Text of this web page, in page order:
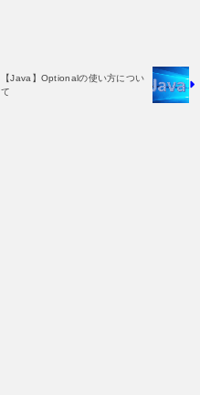
【Java】Optionalの使い方につい
て